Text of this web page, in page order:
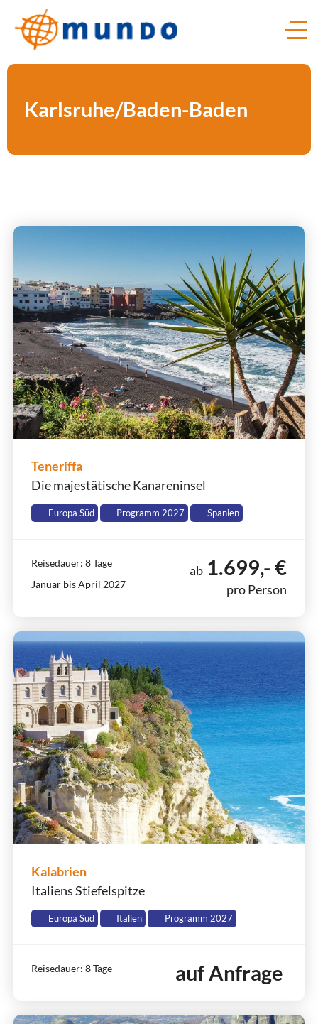
Karlsruhe/Baden-Baden
Teneriffa
Die majestätische Kanareninsel
Europa Süd Programm 2027 Spanien
Reisedauer: 8 Tage
Januar bis April 2027
ab 1.699,- €
pro Person
Kalabrien
Italiens Stiefelspitze
Europa Süd Italien Programm 2027
Reisedauer: 8 Tage auf Anfrage